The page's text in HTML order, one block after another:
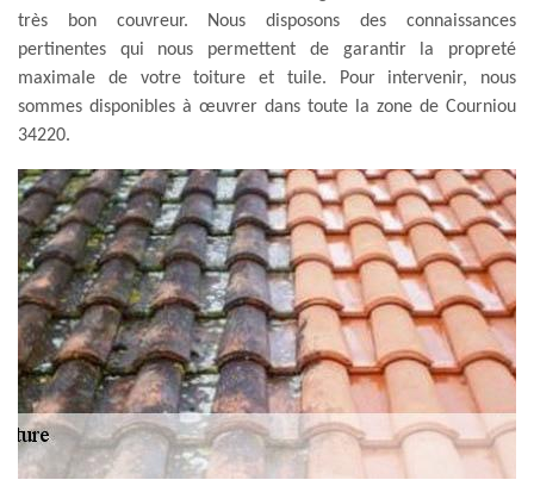
très bon couvreur. Nous disposons des connaissances
pertinentes qui nous permettent de garantir la propreté
maximale de votre toiture et tuile. Pour intervenir, nous
sommes disponibles à œuvrer dans toute la zone de Courniou
34220.